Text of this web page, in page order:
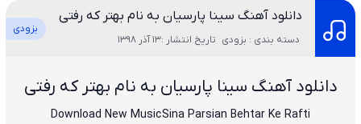
دانلود آهنگ سینا پارسیان به نام بهتر که رفتی
بزودی
دسته بندی : بزودی تاریخ انتشار :13 آذر 1398
دانلود آهنگ سینا پارسیان به نام بهتر که رفتی
Download New MusicSina Parsian Behtar Ke Rafti